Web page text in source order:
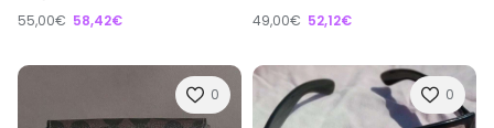
55,00€ 58,42€ 49,00€ 52,12€
0 0